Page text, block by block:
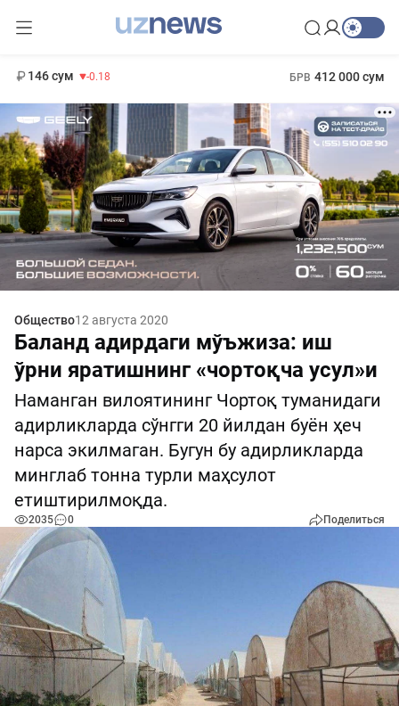
11 916 сум 28.92 МРОТ 1 271 000 сум
Общество12 августа 2020
Баланд адирдаги мўъжиза: иш
ўрни яратишнинг «чортоқча усул»и
Наманган вилоятининг Чортоқ туманидаги
адирликларда сўнгги 20 йилдан буён ҳеч
нарса экилмаган. Бугун бу адирликларда
минглаб тонна турли маҳсулот
етиштирилмоқда.
2035 0 Поделиться